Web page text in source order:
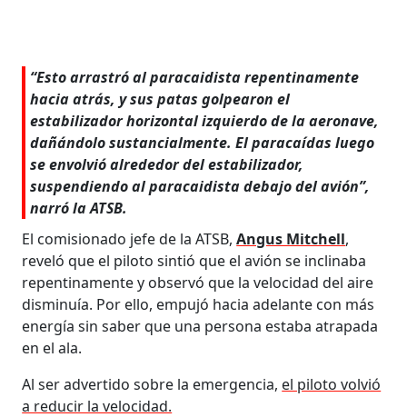
“Esto arrastró al paracaidista repentinamente
hacia atrás, y sus patas golpearon el
estabilizador horizontal izquierdo de la aeronave,
dañándolo sustancialmente. El paracaídas luego
se envolvió alrededor del estabilizador,
suspendiendo al paracaidista debajo del avión”,
narró la ATSB.
El comisionado jefe de la ATSB,Angus Mitchell,
reveló que el piloto sintió que el avión se inclinaba
repentinamente y observó que la velocidad del aire
disminuía. Por ello, empujó hacia adelante con más
energía sin saber que una persona estaba atrapada
en el ala.
Al ser advertido sobre la emergencia, el piloto volvió
a reducir la velocidad.